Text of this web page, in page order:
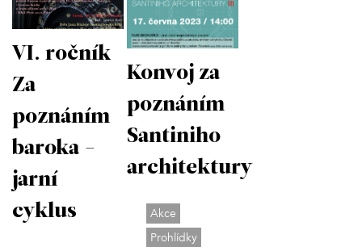
VI. ročník
Za
poznáním
baroka -
jarní
cyklus
Konvoj za
poznáním
Santiniho
architektury
Akce
Prohlídky